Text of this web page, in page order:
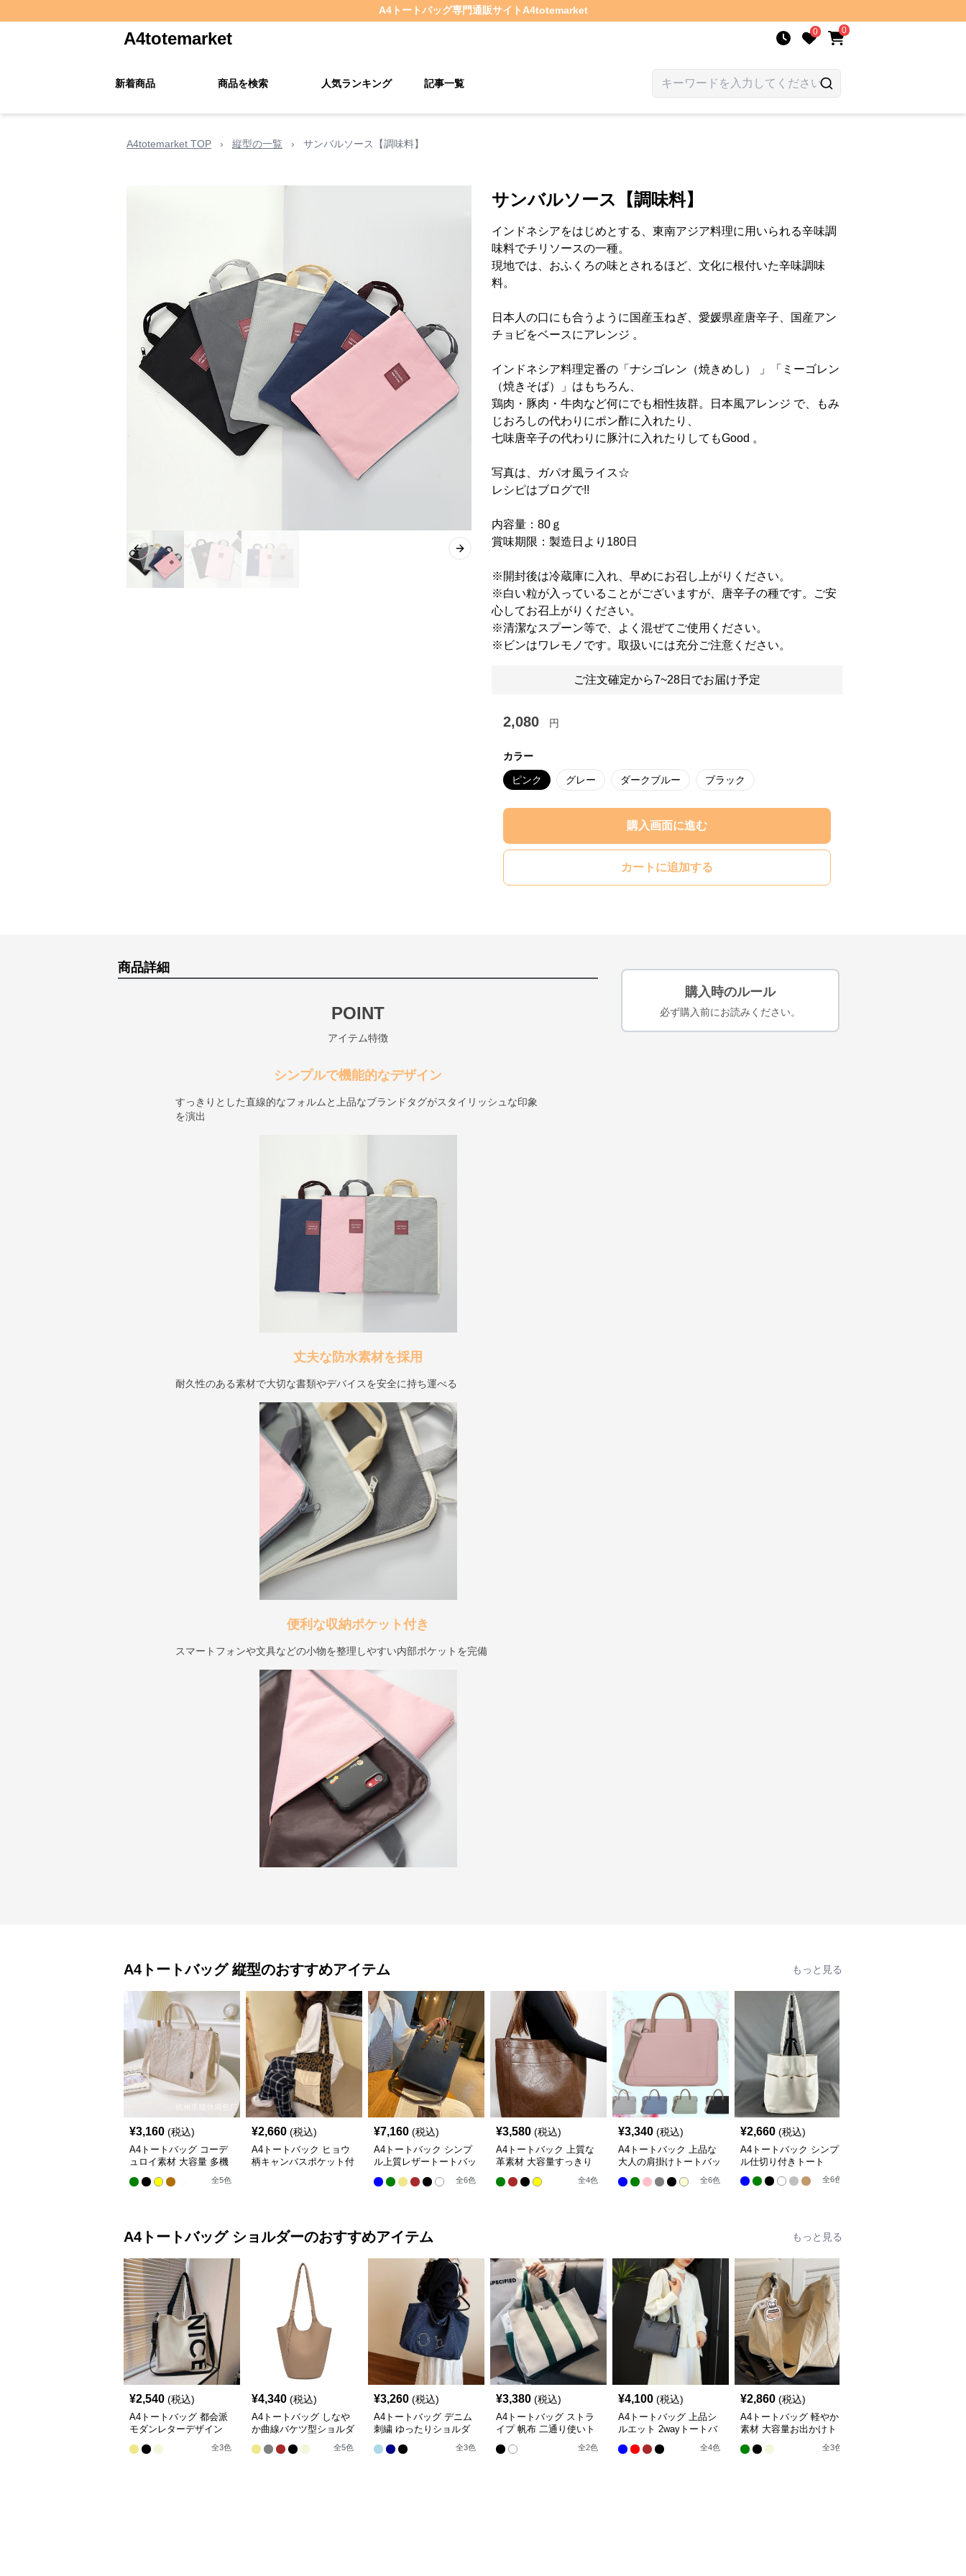
A4トートバッグ専門通販サイト A4totemarket
A4totemarket 0 0
新着商品 商品を検索 人気ランキング 記事一覧
A4totemarket TOP › 縦型の一覧 › サンバルソース【調味料】
Previous slide Next slide
サンバルソース【調味料】
インドネシアをはじめとする、東南アジア料理に用いられる辛味調
味料でチリソースの一種。
現地では、おふくろの味とされるほど、文化に根付いた辛味調味
料。
日本人の口にも合うように国産玉ねぎ、愛媛県産唐辛子、国産アン
チョビをベースにアレンジ 。
インドネシア料理定番の「ナシゴレン（焼きめし） 」「ミーゴレン
（焼きそば）」はもちろん、
鶏肉・豚肉・牛肉など何にでも相性抜群。日本風アレンジ で、もみ
じおろしの代わりにポン酢に入れたり、
七味唐辛子の代わりに豚汁に入れたりしてもGood 。
写真は、ガパオ風ライス☆
レシピはブログで!!
内容量：80ｇ
賞味期限：製造日より180日
※開封後は冷蔵庫に入れ、早めにお召し上がりください。
※白い粒が入っていることがございますが、唐辛子の種です。ご安
心してお召上がりください。
※清潔なスプーン等で、よく混ぜてご使用ください。
※ビンはワレモノです。取扱いには充分ご注意ください。
ご注文確定から7~28日でお届け予定
2,080 円
カラー
ピンク グレー ダークブルー ブラック
購入画面に進む
カートに追加する
商品詳細
POINT
アイテム特徴
シンプルで機能的なデザイン
すっきりとした直線的なフォルムと上品なブランドタグがスタイリッシュな印象
を演出
丈夫な防水素材を採用
耐久性のある素材で大切な書類やデバイスを安全に持ち運べる
便利な収納ポケット付き
スマートフォンや文具などの小物を整理しやすい内部ポケットを完備
購入時のルール
必ず購入前にお読みください。
A4トートバッグ 縦型のおすすめアイテム もっと見る
¥3,160 (税込)
A4トートバッグ コーデ
ュロイ素材 大容量 多機
能 肩掛け トートバッグ
全5色
¥2,660 (税込)
A4トートバック ヒョウ
柄キャンバスポケット付
¥7,160 (税込)
A4トートバック シンプ
ル上質レザートートバッ
全6色
¥3,580 (税込)
A4トートバック 上質な
革素材 大容量すっきり
全4色
¥3,340 (税込)
A4トートバック 上品な
大人の肩掛けトートバッ
全6色
¥2,660 (税込)
A4トートバック シンプ
ル仕切り付きトート
全6色
A4トートバッグ ショルダーのおすすめアイテム もっと見る
¥2,540 (税込)
A4トートバッグ 都会派
モダンレターデザイン
全3色
¥4,340 (税込)
A4トートバッグ しなや
か曲線バケツ型ショルダ
全5色
¥3,260 (税込)
A4トートバッグ デニム
刺繍 ゆったりショルダ
全3色
¥3,380 (税込)
A4トートバッグ ストラ
イプ 帆布 二通り使いト
全2色
¥4,100 (税込)
A4トートバッグ 上品シ
ルエット 2wayトートバ
全4色
¥2,860 (税込)
A4トートバッグ 軽やか
素材 大容量お出かけト
全3色